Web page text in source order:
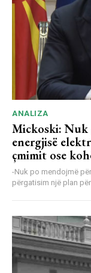
ANALIZA
Mickoski:
energjisë
çmimit ose
-Nuk po mendojmë
përgatisim një plan për